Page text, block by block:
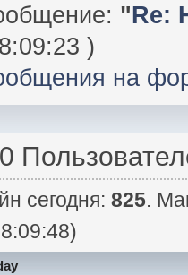
"Re:
)
на
сегодня: 825.